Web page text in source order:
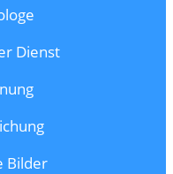
Dienst
Bilder